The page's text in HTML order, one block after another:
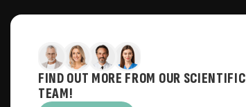
FIND OUT MORE FROM OUR SCIENTIFIC
TEAM!